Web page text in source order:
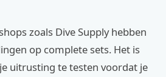
zoals Dive Supply hebben
op complete sets. Het is
uitrusting te testen voordat je